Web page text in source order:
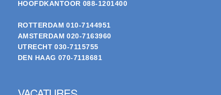
HOOFDKANTOOR 088-1201400
ROTTERDAM 010-7144951
AMSTERDAM 020-7163960
UTRECHT 030-7115755
DEN HAAG 070-7118681